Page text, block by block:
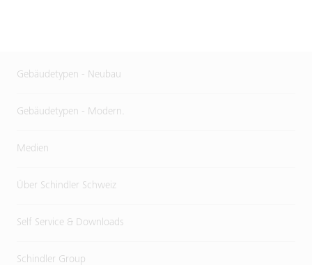
Gebäudetypen - Neubau
Gebäudetypen - Modern.
Medien
Über Schindler Schweiz
Self Service & Downloads
Schindler Group